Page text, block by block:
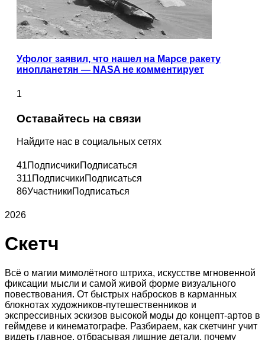
Уфолог заявил, что нашел на Марсе ракету
инопланетян — NASA не комментирует
1
Оставайтесь на связи
Найдите нас в социальных сетях
41ПодписчикиПодписаться
311ПодписчикиПодписаться
86УчастникиПодписаться
2026
Скетч
Всё о магии мимолётного штриха, искусстве мгновенной
фиксации мысли и самой живой форме визуального
повествования. От быстрых набросков в карманных
блокнотах художников-путешественников и
экспрессивных эскизов высокой моды до концепт-артов в
геймдеве и кинематографе. Разбираем, как скетчинг учит
видеть главное, отбрасывая лишние детали, почему